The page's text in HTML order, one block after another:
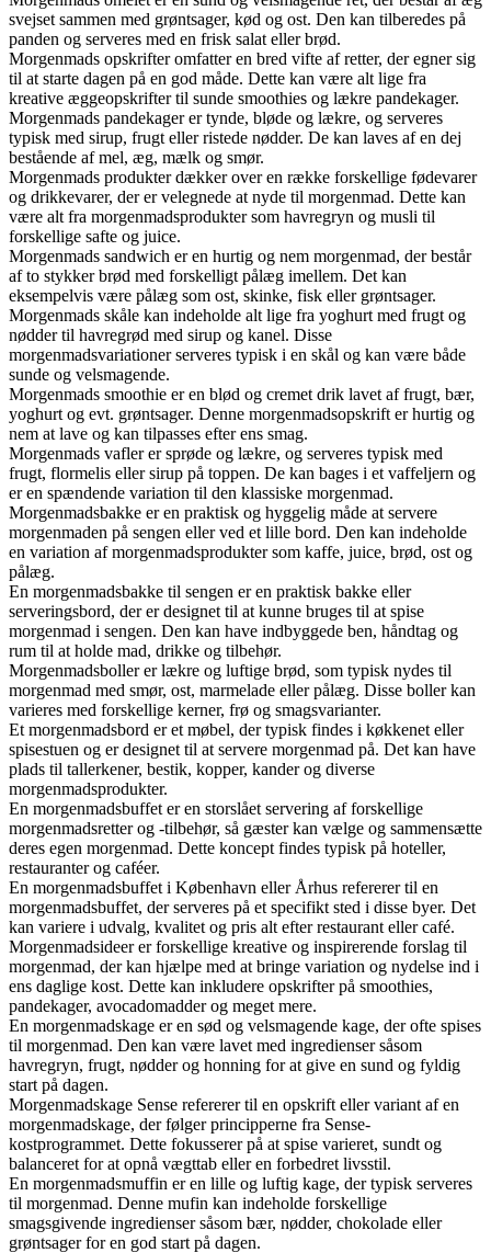
svejset sammen med grøntsager, kød og ost. Den kan tilberedes på
panden og serveres med en frisk salat eller brød.
Morgenmads opskrifter omfatter en bred vifte af retter, der egner sig
til at starte dagen på en god måde. Dette kan være alt lige fra
kreative æggeopskrifter til sunde smoothies og lækre pandekager.
Morgenmads pandekager er tynde, bløde og lækre, og serveres
typisk med sirup, frugt eller ristede nødder. De kan laves af en dej
bestående af mel, æg, mælk og smør.
Morgenmads produkter dækker over en række forskellige fødevarer
og drikkevarer, der er velegnede at nyde til morgenmad. Dette kan
være alt fra morgenmadsprodukter som havregryn og musli til
forskellige safte og juice.
Morgenmads sandwich er en hurtig og nem morgenmad, der består
af to stykker brød med forskelligt pålæg imellem. Det kan
eksempelvis være pålæg som ost, skinke, fisk eller grøntsager.
Morgenmads skåle kan indeholde alt lige fra yoghurt med frugt og
nødder til havregrød med sirup og kanel. Disse
morgenmadsvariationer serveres typisk i en skål og kan være både
sunde og velsmagende.
Morgenmads smoothie er en blød og cremet drik lavet af frugt, bær,
yoghurt og evt. grøntsager. Denne morgenmadsopskrift er hurtig og
nem at lave og kan tilpasses efter ens smag.
Morgenmads vafler er sprøde og lækre, og serveres typisk med
frugt, flormelis eller sirup på toppen. De kan bages i et vaffeljern og
er en spændende variation til den klassiske morgenmad.
Morgenmadsbakke er en praktisk og hyggelig måde at servere
morgenmaden på sengen eller ved et lille bord. Den kan indeholde
en variation af morgenmadsprodukter som kaffe, juice, brød, ost og
pålæg.
En morgenmadsbakke til sengen er en praktisk bakke eller
serveringsbord, der er designet til at kunne bruges til at spise
morgenmad i sengen. Den kan have indbyggede ben, håndtag og
rum til at holde mad, drikke og tilbehør.
Morgenmadsboller er lækre og luftige brød, som typisk nydes til
morgenmad med smør, ost, marmelade eller pålæg. Disse boller kan
varieres med forskellige kerner, frø og smagsvarianter.
Et morgenmadsbord er et møbel, der typisk findes i køkkenet eller
spisestuen og er designet til at servere morgenmad på. Det kan have
plads til tallerkener, bestik, kopper, kander og diverse
morgenmadsprodukter.
En morgenmadsbuffet er en storslået servering af forskellige
morgenmadsretter og -tilbehør, så gæster kan vælge og sammensætte
deres egen morgenmad. Dette koncept findes typisk på hoteller,
restauranter og caféer.
En morgenmadsbuffet i København eller Århus refererer til en
morgenmadsbuffet, der serveres på et specifikt sted i disse byer. Det
kan variere i udvalg, kvalitet og pris alt efter restaurant eller café.
Morgenmadsideer er forskellige kreative og inspirerende forslag til
morgenmad, der kan hjælpe med at bringe variation og nydelse ind i
ens daglige kost. Dette kan inkludere opskrifter på smoothies,
pandekager, avocadomadder og meget mere.
En morgenmadskage er en sød og velsmagende kage, der ofte spises
til morgenmad. Den kan være lavet med ingredienser såsom
havregryn, frugt, nødder og honning for at give en sund og fyldig
start på dagen.
Morgenmadskage Sense refererer til en opskrift eller variant af en
morgenmadskage, der følger principperne fra Sense-
kostprogrammet. Dette fokusserer på at spise varieret, sundt og
balanceret for at opnå vægttab eller en forbedret livsstil.
En morgenmadsmuffin er en lille og luftig kage, der typisk serveres
til morgenmad. Denne mufin kan indeholde forskellige
smagsgivende ingredienser såsom bær, nødder, chokolade eller
grøntsager for en god start på dagen.